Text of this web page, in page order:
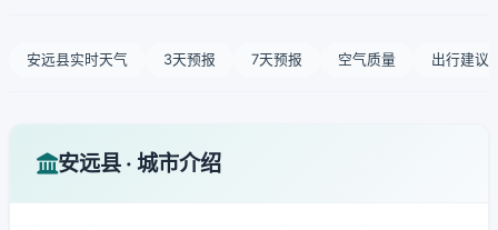
安远县实时天气 3天预报 7天预报 空气质量 出行建议
安远县 · 城市介绍